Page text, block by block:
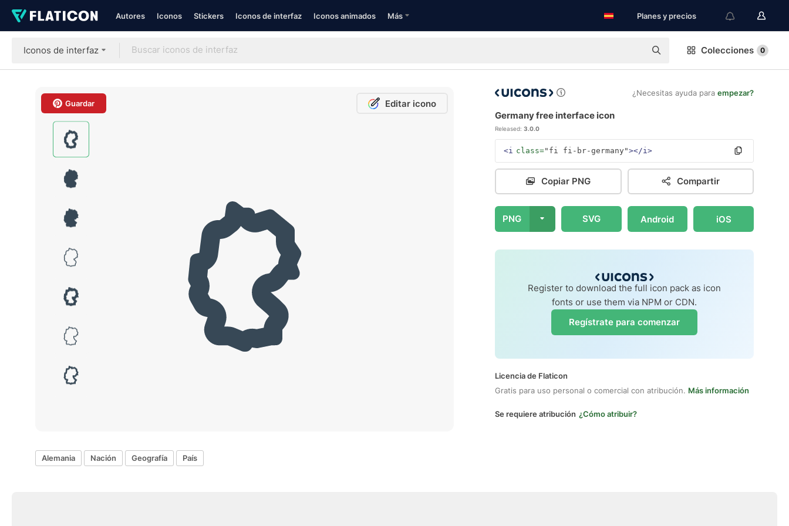
Autores Iconos Stickers Iconos de interfaz Iconos animados Más Planes y precios
Iconos de interfaz Colecciones 0
Guardar Editar icono
¿Necesitas ayuda para empezar?
Germany free interface icon
Released: 3.0.0
<i class="fi fi-br-germany"></i>
Copiar PNG Compartir
PNG SVG Android iOS
Register to download the full icon pack as icon
fonts or use them via NPM or CDN.
Regístrate para comenzar
Licencia de Flaticon
Gratis para uso personal o comercial con atribución. Más información
Se requiere atribución ¿Cómo atribuir?
Alemania Nación Geografía País